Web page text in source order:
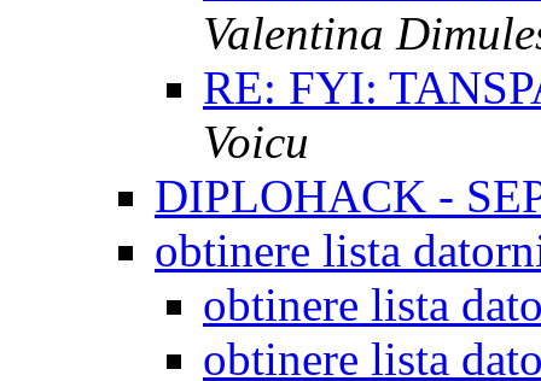
Valentina
RE: FYI:
Voicu
DIPLOHACK -
obtinere lista
obtinere lista
obtinere lista